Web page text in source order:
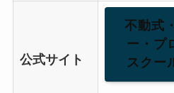
公式サイト
不動式
ー・プ
スクー